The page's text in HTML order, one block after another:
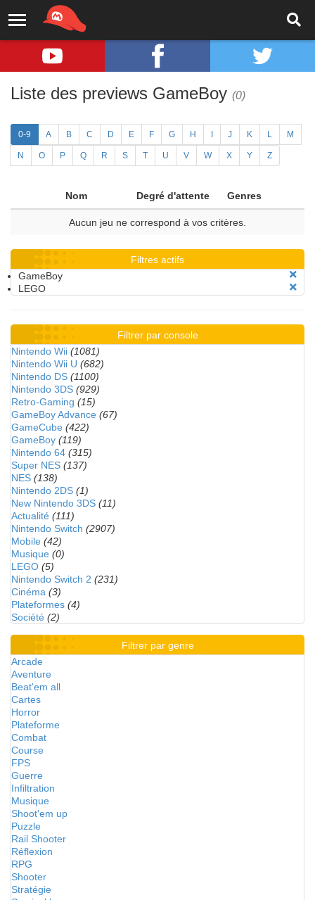
Liste des previews GameBoy (0)
0-9 A B C D E F G H J K L M
N O P Q R S T U V W X Y Z
Nom Degré d'attente Genres
Aucun jeu ne correspond à vos critères.
Filtres actifs
GameBoy
LEGO
Filtrer par console
Nintendo Wii (1081)
Nintendo Wii U (682)
Nintendo DS (1100)
Nintendo 3DS (929)
Retro-Gaming (15)
GameBoy Advance (67)
GameCube (422)
GameBoy (119)
Nintendo 64 (315)
Super NES (137)
NES (138)
Nintendo 2DS (1)
New Nintendo 3DS (11)
Actualité (111)
Nintendo Switch (2907)
Mobile (42)
Musique (0)
LEGO (5)
Nintendo Switch 2 (231)
Cinéma (3)
Plateformes (4)
Société (2)
Filtrer par genre
Arcade
Aventure
Beat'em all
Cartes
Horror
Plateforme
Combat
Course
FPS
Guerre
Infiltration
Musique
Shoot'em up
Puzzle
Rail Shooter
Réflexion
RPG
Shooter
Stratégie